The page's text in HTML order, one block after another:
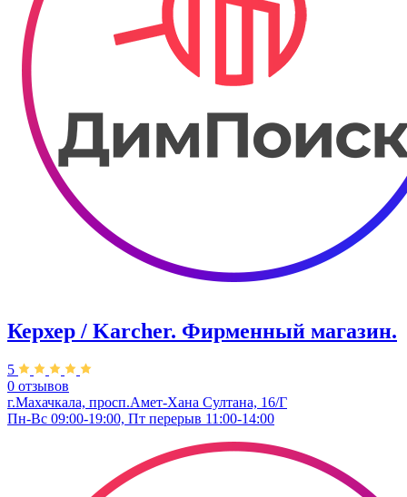
Керхер / Karcher. Фирменный магазин.
5
0 отзывов
г.Махачкала, просп.Амет-Хана Султана, 16/Г
Пн-Вс 09:00-19:00, Пт перерыв 11:00-14:00